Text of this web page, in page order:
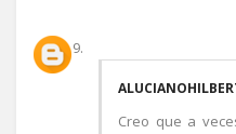
Creo que a